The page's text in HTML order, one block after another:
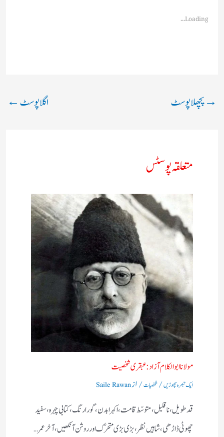
Loading...
→پچھلا پوسٹ اگلا پوسٹ←
متعلقہ پوسٹس
مولانا ابوالکلام آزاد:عبقری شخصیت
ایک تبصرہ چھوڑیں/شخصیات/ ازSaile Rawan
قد طویل، نا قلیل، متوسّط قامت، اکہرا بدن، گورا رنگ، کتابی چہرہ، سفید
چھوٹی ڈاڑھی، شاہیں نظر، بڑی بڑی متحرّک اور روشن آنکھیں، آخر عمر…